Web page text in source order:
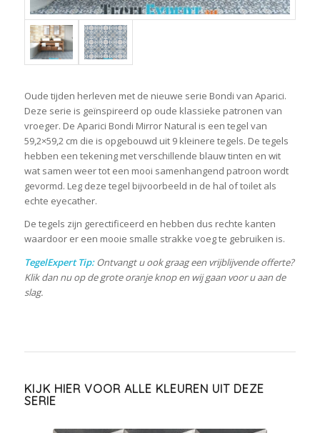
Oude tijden herleven met de nieuwe serie Bondi van Aparici.
Deze serie is geïnspireerd op oude klassieke patronen van
vroeger. De Aparici Bondi Mirror Natural is een tegel van
59,2×59,2 cm die is opgebouwd uit 9 kleinere tegels. De tegels
hebben een tekening met verschillende blauw tinten en wit
wat samen weer tot een mooi samenhangend patroon wordt
gevormd. Leg deze tegel bijvoorbeeld in de hal of toilet als
echte eyecather.
De tegels zijn gerectificeerd en hebben dus rechte kanten
waardoor er een mooie smalle strakke voeg te gebruiken is.
TegelExpert Tip:Ontvangt u ook graag een vrijblijvende offerte?
Klik dan nu op de grote oranje knop en wij gaan voor u aan de
slag.
KIJK HIER VOOR ALLE KLEUREN UIT DEZE
SERIE